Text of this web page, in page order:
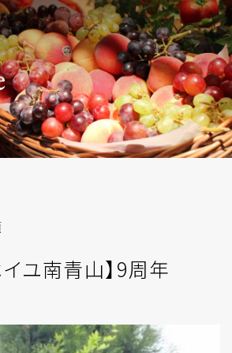
ユ南青山】9周年